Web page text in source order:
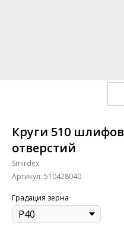
Круги 510
отверстий
Smirdex
Артикул: 510428040
Градация зерна